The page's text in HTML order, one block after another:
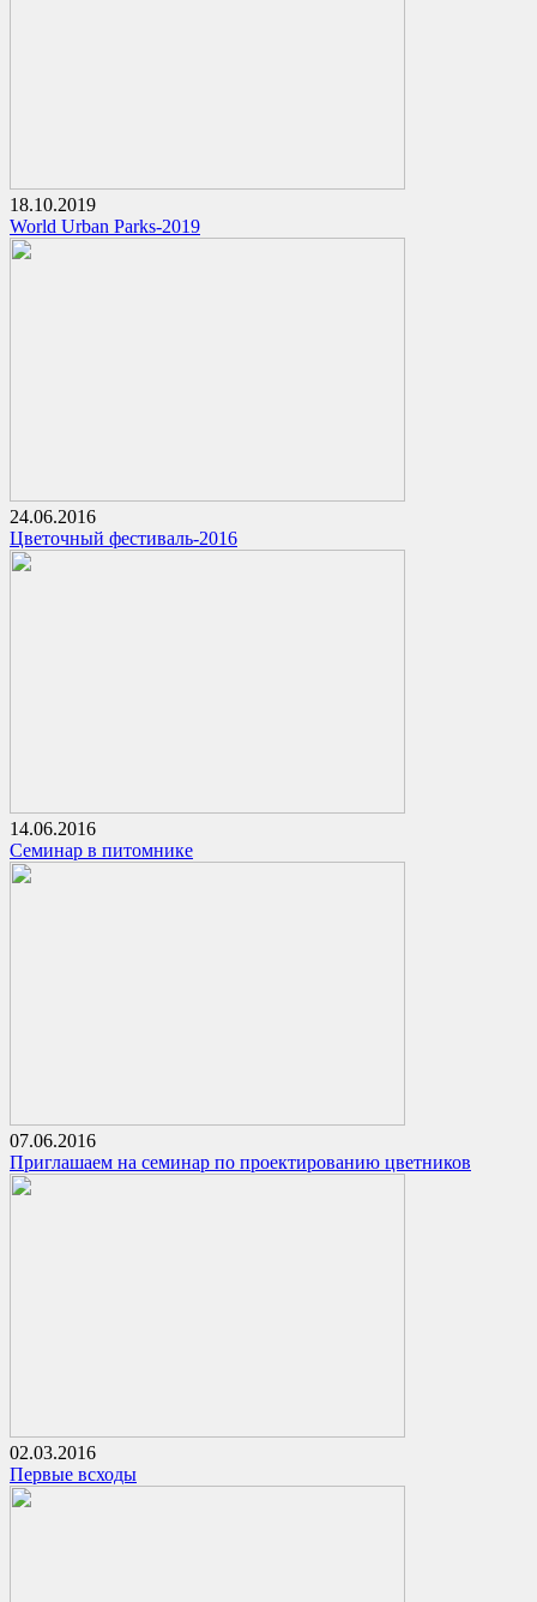
18.10.2019
World Urban Parks-2019
24.06.2016
Цветочный фестиваль-2016
14.06.2016
Семинар в питомнике
07.06.2016
Приглашаем на семинар по проектированию цветников
02.03.2016
Первые всходы